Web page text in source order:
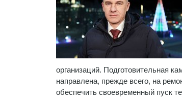
организаций. Подготовительная
направлена, прежде всего, на
обеспечить своевременный пуск